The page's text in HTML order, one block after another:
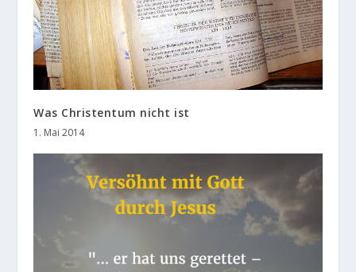
Was Christentum nicht ist
1. Mai 2014